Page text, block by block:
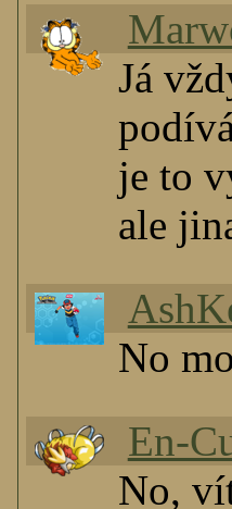
Já
je to
ale
No
En-
No,